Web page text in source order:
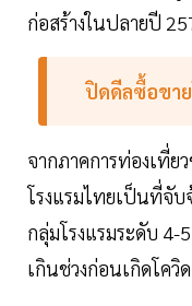
ก่อสร้างในปลายปี
ปิดดีลซื้อขาย
จากภาคการท่องเที่ย
โรงแรมไทยเป็นที่จับ
กลุ่มโรงแรมระดับ 4-
เกินช่วงก่อนเกิดโควิ